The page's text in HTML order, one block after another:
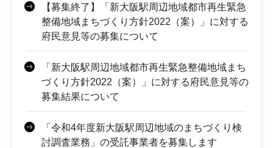
【募集終了】「新大阪駅周辺地域都市再生緊急
整備地域まちづくり方針2022（案）」に対する
府民意見等の募集について
「新大阪駅周辺地域都市再生緊急整備地域まち
づくり方針2022（案）」に対する府民意見等の
募集結果について
「令和4年度新大阪駅周辺地域のまちづくり検
討調査業務」の受託事業者を募集します